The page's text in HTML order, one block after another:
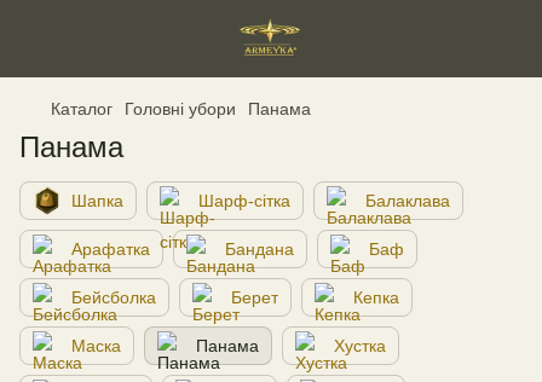
Каталог Головні убори Панама
Панама
Шапка Шарф-сітка Балаклава
Арафатка Бандана Баф
Бейсболка Берет Кепка
Маска Панама Хустка